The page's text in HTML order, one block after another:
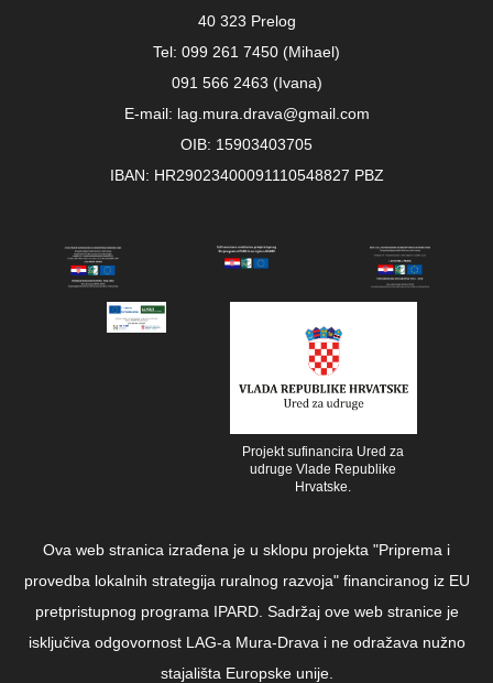
40 323 Prelog
Tel: 099 261 7450 (Mihael)
091 566 2463 (Ivana)
E-mail: lag.mura.drava@gmail.com
OIB: 15903403705
IBAN: HR29023400091110548827 PBZ
Projekt sufinancira Ured za
udruge Vlade Republike
Hrvatske.
Ova web stranica izrađena je u sklopu projekta "Priprema i
provedba lokalnih strategija ruralnog razvoja" financiranog iz EU
pretpristupnog programa IPARD. Sadržaj ove web stranice je
isključiva odgovornost LAG-a Mura-Drava i ne odražava nužno
stajališta Europske unije.